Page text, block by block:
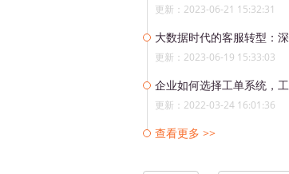
更新：2023-06-21 15:32:31
更新：2023-06-19 15:33:03
更新：2022-03-24 16:01:36
查看更多 >>